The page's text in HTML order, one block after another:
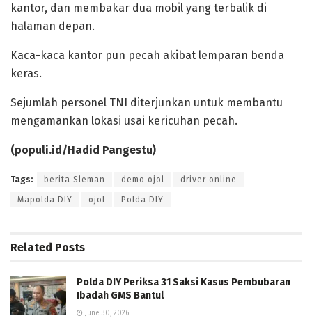
kantor, dan membakar dua mobil yang terbalik di
halaman depan.
Kaca-kaca kantor pun pecah akibat lemparan benda
keras.
Sejumlah personel TNI diterjunkan untuk membantu
mengamankan lokasi usai kericuhan pecah.
(populi.id/Hadid Pangestu)
Tags: berita Sleman demo ojol driver online
Mapolda DIY ojol Polda DIY
Related Posts
Polda DIY Periksa 31 Saksi Kasus Pembubaran
Ibadah GMS Bantul
June 30, 2026